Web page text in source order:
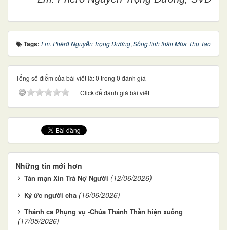
Tags: Lm. Phêrô Nguyễn Trọng Đường, Sống tinh thần Mùa Thụ Tạo
Tổng số điểm của bài viết là: 0 trong 0 đánh giá
Click để đánh giá bài viết
Những tin mới hơn
Tản mạn Xin Trả Nợ Người (12/06/2026)
Ký ức người cha (16/06/2026)
Thánh ca Phụng vụ -Chúa Thánh Thần hiện xuống
(17/05/2026)